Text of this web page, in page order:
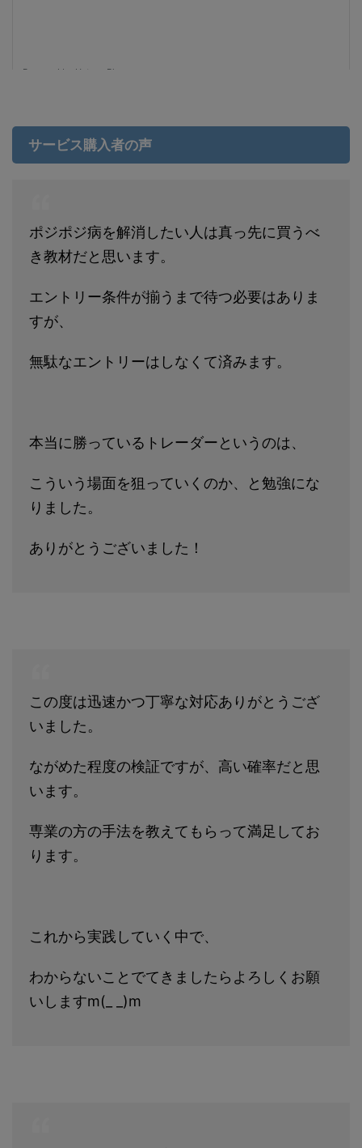
サービス購入者の声
ポジポジ病を解消したい人は真っ先に買うべ
き教材だと思います。
エントリー条件が揃うまで待つ必要はありま
すが、
無駄なエントリーはしなくて済みます。
本当に勝っているトレーダーというのは、
こういう場面を狙っていくのか、と勉強にな
りました。
ありがとうございました！
この度は迅速かつ丁寧な対応ありがとうござ
いました。
ながめた程度の検証ですが、高い確率だと思
います。
専業の方の手法を教えてもらって満足してお
ります。
これから実践していく中で、
わからないことでてきましたらよろしくお願
いしますm(_ _)m